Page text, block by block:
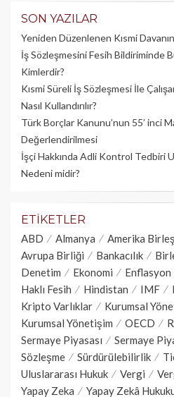
SON YAZILAR
Yeniden Düzenlenen Kısmi
İş Sözleşmesini Fesih Bildiriminde
Kimlerdir?
Kısmi Süreli İş Sözleşmesi İle
Nasıl Kullandırılır?
Türk Borçlar Kanunu’nun 55’ inci
Değerlendirilmesi
İşçi Hakkında Adli Kontrol Tedbiri
Nedeni midir?
ETIKETLER
ABD Almanya Amerika
Avrupa Birliği
Bankacılık
Denetim
Ekonomi Enflasyon
Haklı Fesih
Hindistan IMF
Kripto Varlıklar
Kurumsal
Kurumsal Yönetişim
OECD
Sermaye Piyasası
Sermaye
Sözleşme
Sürdürülebilirlik
Uluslararası Hukuk
Vergi
Yapay Zeka
Yapay Zekâ